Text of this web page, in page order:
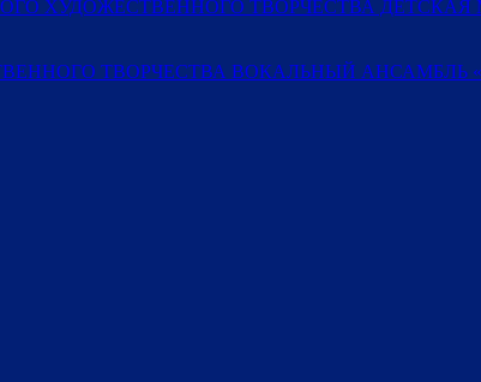
ХУДОЖЕСТВЕННОГО ТВОРЧЕСТВА
ТВОРЧЕСТВА ВОКАЛЬНЫЙ АНСАМБЛЬ